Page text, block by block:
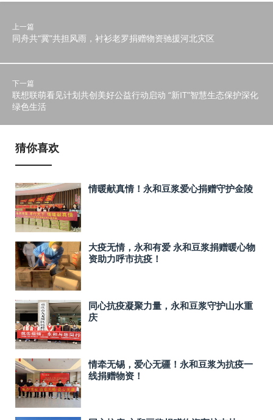
上一篇
同舟共“冀”共担风雨，衬衫老罗捐赠物资驰援河北灾区
下一篇
联想联萌看见计划共创美好公益行动启动 “新IT”智慧生态保护深化
绿色生活
猜你喜欢
情暖献真情！永和豆浆爱心捐赠守护金陵
大疫无情，永和有爱 永和豆浆捐赠暖心物
资助力呼市抗疫！
同心抗疫凝聚力量，永和豆浆守护山水重
庆
情牵无锡，爱心无疆！永和豆浆为抗疫一
线捐赠物资！